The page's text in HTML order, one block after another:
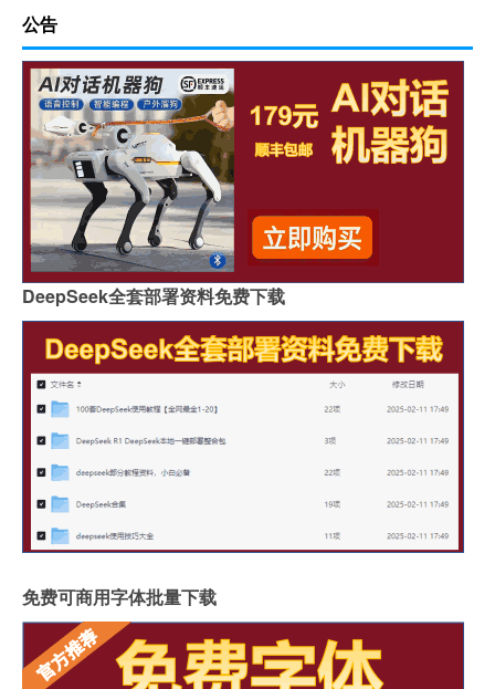
公告
DeepSeek全套部署资料免费下载
免费可商用字体批量下载